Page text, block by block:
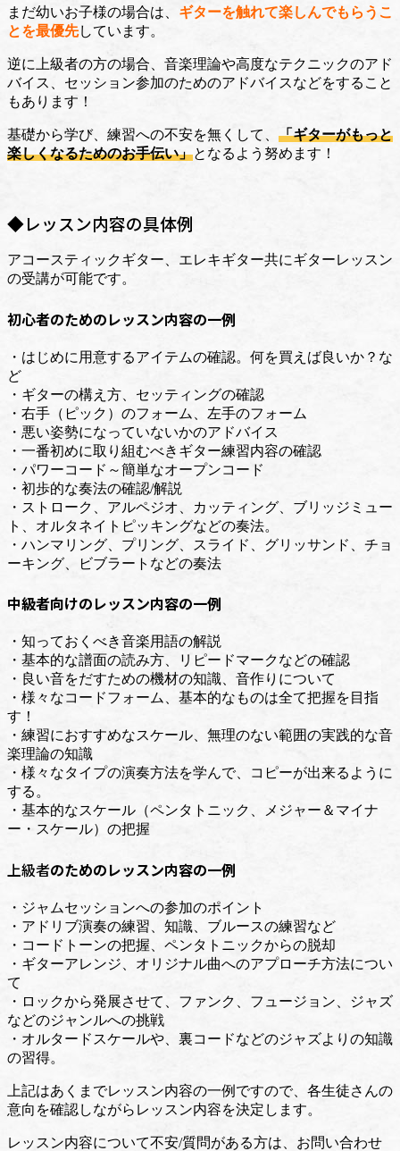
まだ幼いお子様の場合は、 ギターを触れて楽しんでもらうこ
とを最優先しています。
逆に上級者の方の場合、音楽理論や高度なテクニックのアド
バイス、 セッション参加のためのアドバイスなどをすること
もあります！
基礎から学び、練習への不安を無くして、 「ギターがもっと
楽しくなるためのお手伝い」となるよう努めます！
◆レッスン内容の具体例
アコースティックギター、エレキギター共にギターレッスン
の受講が可能です。
初心者のためのレッスン内容の一例
・はじめに用意するアイテムの確認。何を買えば良いか？な
ど
・ギターの構え方、セッティングの確認
・右手（ピック）のフォーム、左手のフォーム
・悪い姿勢になっていないかのアドバイス
・一番初めに取り組むべきギター練習内容の確認
・パワーコード～簡単なオープンコード
・初歩的な奏法の確認/解説
・ストローク、アルペジオ、カッティング、ブリッジミュー
ト、オルタネイトピッキングなどの奏法。
・ハンマリング、プリング、スライド、グリッサンド、チョ
ーキング、ビブラートなどの奏法
中級者向けのレッスン内容の一例
・知っておくべき音楽用語の解説
・基本的な譜面の読み方、リピードマークなどの確認
・良い音をだすための機材の知識、音作りについて
・様々なコードフォーム、基本的なものは全て把握を目指
す！
・練習におすすめなスケール、無理のない範囲の実践的な音
楽理論の知識
・様々なタイプの演奏方法を学んで、コピーが出来るように
する。
・基本的なスケール（ペンタトニック、メジャー＆マイナ
ー・スケール）の把握
上級者のためのレッスン内容の一例
・ジャムセッションへの参加のポイント
・アドリブ演奏の練習、知識、ブルースの練習など
・コードトーンの把握、ペンタトニックからの脱却
・ギターアレンジ、オリジナル曲へのアプローチ方法につい
て
・ロックから発展させて、ファンク、フュージョン、ジャズ
などのジャンルへの挑戦
・オルタードスケールや、裏コードなどのジャズよりの知識
の習得。
上記はあくまでレッスン内容の一例ですので、各生徒さんの
意向を確認しながらレッスン内容を決定します。
レッスン内容について不安/質問がある方は、お問い合わせ